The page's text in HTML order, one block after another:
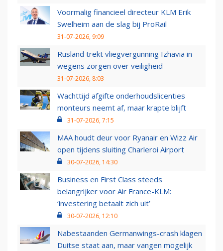
Voormalig financieel directeur KLM Erik
Swelheim aan de slag bij ProRail
31-07-2026, 9:09
Rusland trekt vliegvergunning Izhavia in
wegens zorgen over veiligheid
31-07-2026, 8:03
Wachttijd afgifte onderhoudslicenties
monteurs neemt af, maar krapte blijft
31-07-2026, 7:15
MAA houdt deur voor Ryanair en Wizz Air
open tijdens sluiting Charleroi Airport
30-07-2026, 14:30
Business en First Class steeds
belangrijker voor Air France-KLM:
‘investering betaalt zich uit’
30-07-2026, 12:10
Nabestaanden Germanwings-crash klagen
Duitse staat aan, maar vangen mogelijk